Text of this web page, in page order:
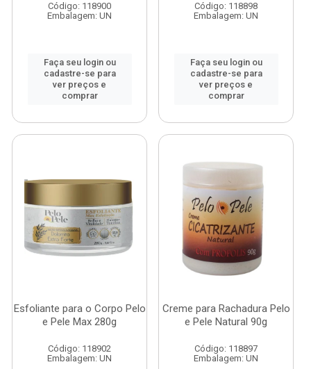
Código: 118900
Embalagem: UN
Faça seu login ou
cadastre-se para
ver preços e
comprar
Código: 118898
Embalagem: UN
Faça seu login ou
cadastre-se para
ver preços e
comprar
Esfoliante para o Corpo Pelo
e Pele Max 280g
Código: 118902
Embalagem: UN
Creme para Rachadura Pelo
e Pele Natural 90g
Código: 118897
Embalagem: UN